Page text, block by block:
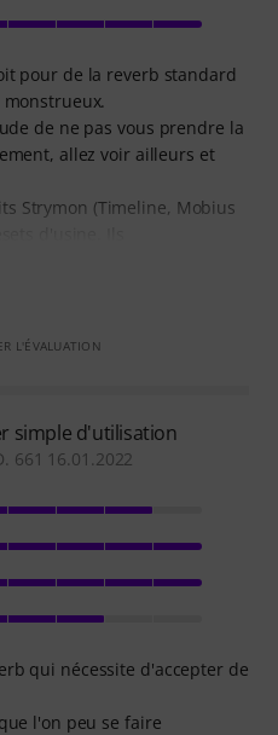
pour de la reverb standard
de ne pas vous prendre la
allez voir ailleurs et
Strymon (Timeline, Mobius
L'ÉVALUATION
simple d'utilisation
661 16.01.2022
qui nécessite d'accepter de
l'on peu se faire